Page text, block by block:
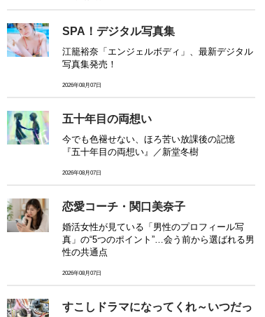
SPA！デジタル写真集
江籠裕奈「エンジェルボディ」、最新デジタル
写真集発売！
2026年08月07日
五十年目の両想い
今でも色褪せない、ほろ苦い放課後の記憶
『五十年目の両想い』／新堂冬樹
2026年08月07日
恋愛コーチ・関口美奈子
婚活女性が見ている「男性のプロフィール写
真」の“5つのポイント”…会う前から選ばれる男
性の共通点
2026年08月07日
すこしドラマになってくれ～いつだっ